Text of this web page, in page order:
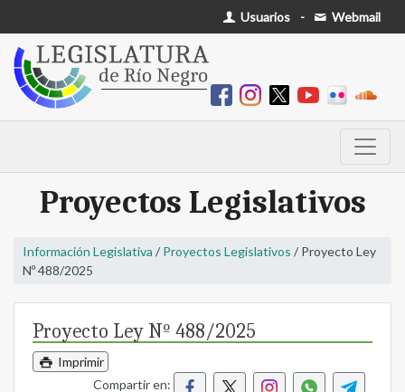
Usuarios - Webmail
Proyectos Legislativos
Información Legislativa / Proyectos Legislativos / Proyecto Ley
Nº 488/2025
Proyecto Ley Nº 488/2025
Imprimir
Compartir en: